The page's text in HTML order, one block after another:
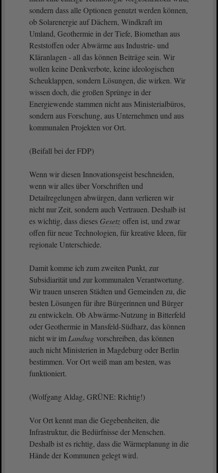
sondern dass alle Optionen genutzt werden können,
ob Solarenergie auf Dächern, Windkraft im
Umland, Geothermie in der Tiefe, Biomethan aus
Reststoffen oder Abwärme aus Industrie- und
Kläranlagen - all das können Beiträge sein. Wir
wollen keine Denkverbote, keine ideologischen
Scheuklappen, sondern Lösungen, die wirken. Wir
wissen doch, die großen Sprünge in der
Energiewende stammen nicht aus Ministerialbüros,
sondern aus Forschung, aus Unternehmen und aus
kommunalen Projekten vor Ort.
(Beifall bei der FDP)
Wenn wir diesen Innovationsgeist beschneiden,
wenn wir alles über Vorschriften und
Detailregelungen abwürgen, dann verlieren wir
nicht nur Zeit, sondern auch Vertrauen. Deshalb ist
es wichtig, dass dieses Gesetz offen ist, und zwar
offen für neue Technologien, für kreative Ideen, für
regionale Unterschiede.
Damit komme ich zum zweiten Punkt, zur
Subsidiarität und zur kommunalen Verantwortung.
Wir trauen unseren Städten und Gemeinden zu, die
besten Lösungen für ihre Bürgerinnen und Bürger
zu entwickeln. Ob Abwärme-Nutzung in Bitterfeld
oder Geothermie in Mansfeld-Südharz, das können
nicht wir im Landtag vorschreiben, das können
auch nicht Ministerien in Magdeburg oder Berlin
bestimmen. Vor Ort weiß man am besten, was
funktioniert.
(Wolfgang Aldag, GRÜNE: Richtig!)
Vor Ort kennt man die Gegebenheiten, die
Infrastruktur, die Bedürfnisse der Menschen.
Deshalb ist es richtig, dass die Wärmeplanung in die
Hände der Kommunen gelegt wird.